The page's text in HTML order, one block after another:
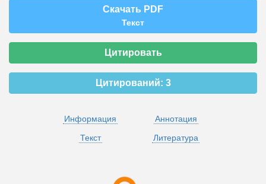
Скачать PDF
Текст
Цитировать
Цитирований: 3
Информация
Аннотация
Текст
Литература